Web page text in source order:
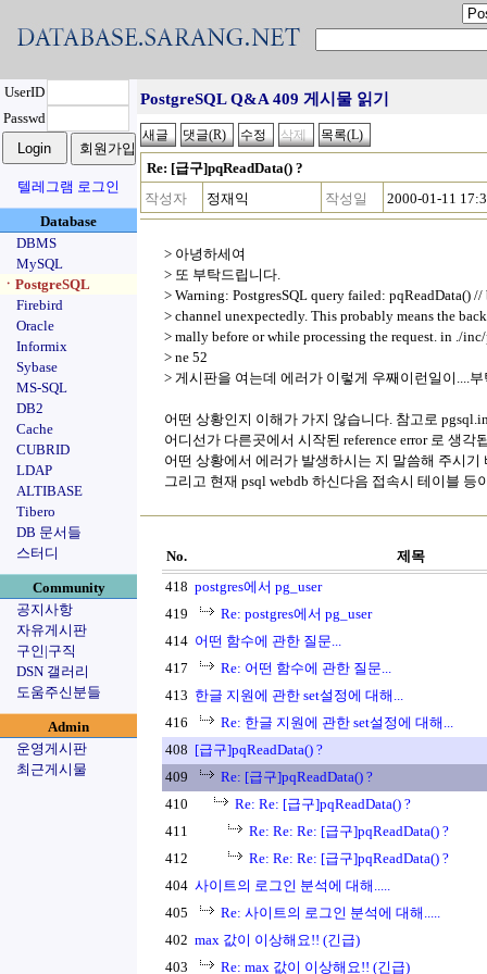
UserID
Passwd
텔레그램 로그인
Database
DBMS
MySQL
ㆍPostgreSQL
Firebird
Oracle
Informix
Sybase
MS-SQL
DB2
Cache
CUBRID
LDAP
ALTIBASE
Tibero
DB 문서들
스터디
Community
공지사항
자유게시판
구인|구직
DSN 갤러리
도움주신분들
Admin
운영게시판
최근게시물
PostgreSQL Q&A 409 게시물 읽기
Re: [급구]pqReadData() ?
작성자
정재익 작성일 2000-01-11
> 아녕하세여
> 또 부탁드립니다.
> Warning: PostgresSQL query failed: pqReadData()
> channel unexpectedly. This probably means the
> mally before or while processing the request. in ./
> ne 52
> 게시판을 여는데 에러가 이렇게 우째이런일이....
어떤 상황인지 이해가 가지 않습니다. 참고로
어디선가 다른곳에서 시작된 reference error 로 생각
어떤 상황에서 에러가 발생하시는 지 말씀해 주시기
그리고 현재 psql webdb 하신다음 접속시 테이블 등
No.
제목
418 postgres에서 pg_user
419
Re: postgres에서 pg_user
414 어떤 함수에 관한 질문...
417
Re: 어떤 함수에 관한 질문...
413 한글 지원에 관한 set설정에 대해...
416
Re: 한글 지원에 관한 set설정에 대해...
408 [급구]pqReadData() ?
409
Re: [급구]pqReadData() ?
410
Re: Re: [급구]pqReadData() ?
411
Re: Re: Re: [급구]pqReadData() ?
412
Re: Re: Re: [급구]pqReadData() ?
404 사이트의 로그인 분석에 대해.....
405
Re: 사이트의 로그인 분석에 대해.....
402 max 값이 이상해요!! (긴급)
403
Re: max 값이 이상해요!! (긴급)